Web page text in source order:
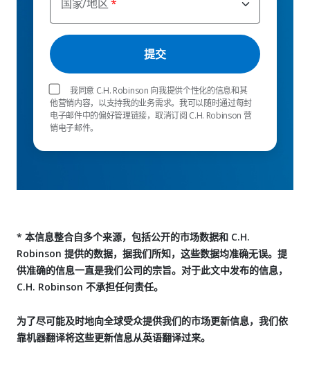
国家/地区
我同意 C.H. Robinson 向我提供个性化的信息和其
他营销内容，以支持我的业务需求。我可以随时通过每封
电子邮件中的偏好管理链接，取消订阅 C.H. Robinson 营
销电子邮件。
* 本信息整合自多个来源，包括公开的市场数据和 C.H.
Robinson 提供的数据，据我们所知，这些数据均准确无误。提
供准确的信息一直是我们公司的宗旨。对于此文中发布的信息，
C.H. Robinson 不承担任何责任。
为了尽可能及时地向全球受众提供我们的市场更新信息，我们依
靠机器翻译将这些更新信息从英语翻译过来。